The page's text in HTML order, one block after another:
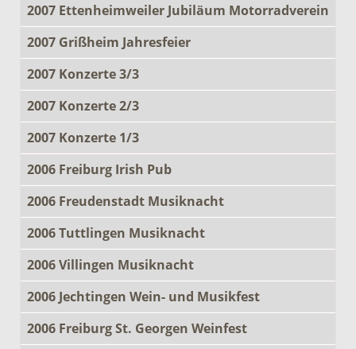
2007 Ettenheimweiler Jubiläum Motorradverein
2007 Grißheim Jahresfeier
2007 Konzerte 3/3
2007 Konzerte 2/3
2007 Konzerte 1/3
2006 Freiburg Irish Pub
2006 Freudenstadt Musiknacht
2006 Tuttlingen Musiknacht
2006 Villingen Musiknacht
2006 Jechtingen Wein- und Musikfest
2006 Freiburg St. Georgen Weinfest